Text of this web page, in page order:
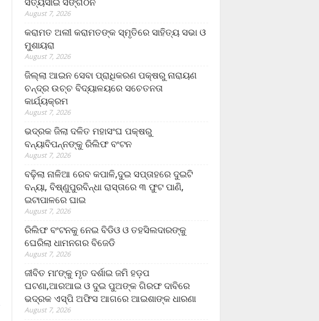
August 7, 2026
କରାମତ ଅଲୀ କରାମତଙ୍କ ସ୍ମୃତିରେ ସାହିତ୍ୟ ସଭା ଓ
ମୁଶାୟରା
August 7, 2026
ଜିଲ୍ଲା ଆଇନ ସେବା ପ୍ରାଧିକରଣ ପକ୍ଷରୁ ନାରାୟଣ
ଚନ୍ଦ୍ର ଉଚ୍ଚ ବିଦ୍ୟାଳୟରେ ସଚେତନତା
କାର୍ଯ୍ୟକ୍ରମ
August 7, 2026
ଭଦ୍ରକ ଜିଲା ଦଳିତ ମହାସଂଘ ପକ୍ଷରୁ
ବନ୍ୟାବିପନ୍ନଙ୍କୁ ରିଲିଫ ବଂଟନ
August 7, 2026
ବଢ଼ିଲା ନାଳିଆ ରେବ କପାଳି,ଦୁଇ ସପ୍ତାହରେ ଦୁଇଟି
ବନ୍ୟା, ବିଷ୍ଣୁପୁରବିନ୍ଧା ରାସ୍ତାରେ ୩ ଫୁଟ ପାଣି,
ଇଟାପାଳରେ ଘାଇ
August 7, 2026
ରିଲିଫ ବଂଟନକୁ ନେଇ ବିଡିଓ ଓ ତହସିଲଦାରଙ୍କୁ
ଘେରିଲା ଧାମନଗର ବିଜେଡି
August 7, 2026
ଜୀବିତ ମା’ଙ୍କୁ ମୃତ ଦର୍ଶାଇ ଜମି ହଡ଼ପ
ଘଟଣା,ଆରଆଇ ଓ ଦୁଇ ପୁଅଙ୍କ ଗିରଫ ଦାବିରେ
ଭଦ୍ରକ ଏସ୍‌ପି ଅଫିସ ଆଗରେ ଆଇଶାଙ୍କ ଧାରଣା
August 7, 2026